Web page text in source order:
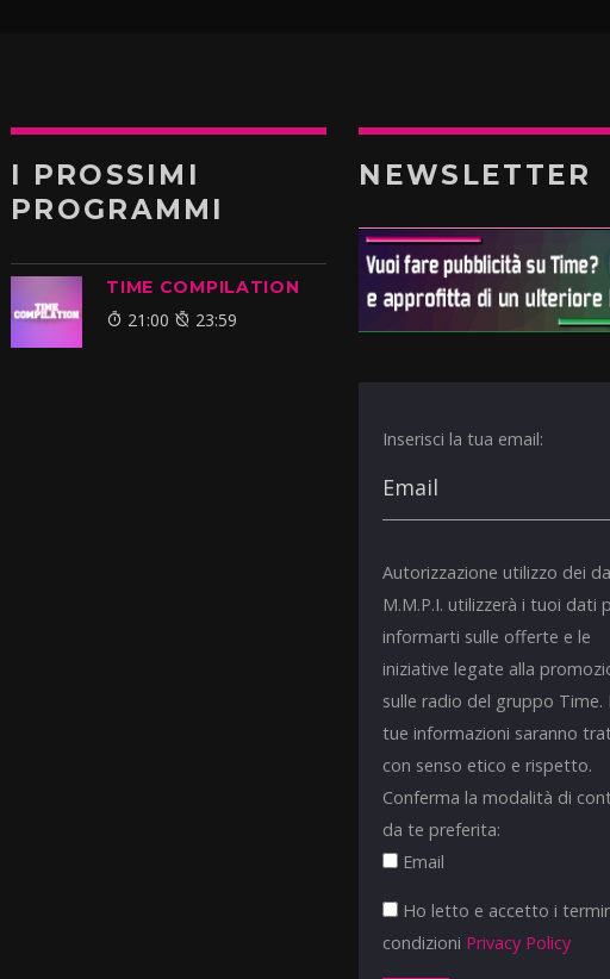
I PROSSIMI
PROGRAMMI
TIME COMPILATION
21:00 23:59
NEWSLETTER
Inserisci la tua email:
Autorizzazione utilizzo dei
M.M.P.I. utilizzerà i tuoi dati
informarti sulle offerte e le
iniziative legate alla
sulle radio del gruppo Time.
tue informazioni saranno
con senso etico e rispetto.
Conferma la modalità di
da te preferita:
Email
Ho letto e accetto i
condizioni Privacy Policy